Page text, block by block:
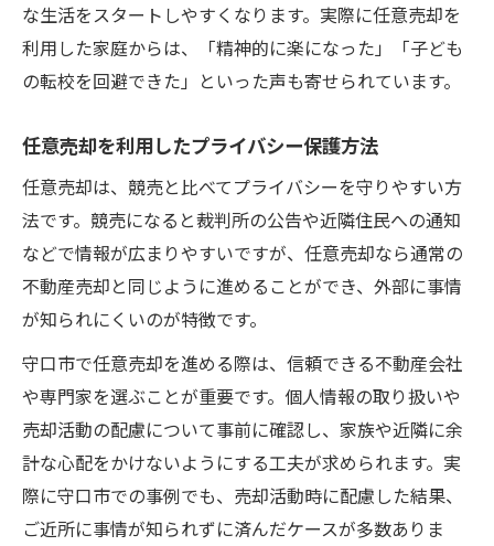
な生活をスタートしやすくなります。実際に任意売却を
利用した家庭からは、「精神的に楽になった」「子ども
の転校を回避できた」といった声も寄せられています。
任意売却を利用したプライバシー保護方法
任意売却は、競売と比べてプライバシーを守りやすい方
法です。競売になると裁判所の公告や近隣住民への通知
などで情報が広まりやすいですが、任意売却なら通常の
不動産売却と同じように進めることができ、外部に事情
が知られにくいのが特徴です。
守口市で任意売却を進める際は、信頼できる不動産会社
や専門家を選ぶことが重要です。個人情報の取り扱いや
売却活動の配慮について事前に確認し、家族や近隣に余
計な心配をかけないようにする工夫が求められます。実
際に守口市での事例でも、売却活動時に配慮した結果、
ご近所に事情が知られずに済んだケースが多数ありま